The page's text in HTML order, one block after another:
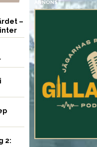
–
2:
ANNONS